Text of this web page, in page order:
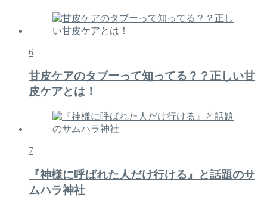
6
甘皮ケアのタブーって知ってる？？正しい甘
皮ケアとは！
7
『神様に呼ばれた人だけ行ける』と話題のサ
ムハラ神社